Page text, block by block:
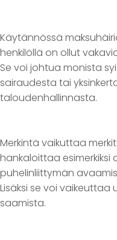
Käytännössä
henkilöllä on ollut
Se voi johtua monista
sairaudesta tai
taloudenhallinnasta.
Merkintä vaikuttaa
hankaloittaa esimerkiksi
puhelinliittymän
Lisäksi se voi
saamista.